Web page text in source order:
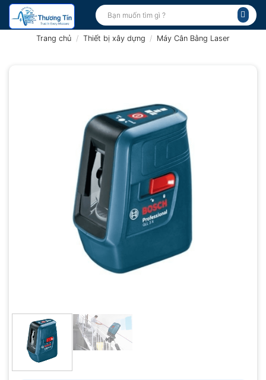
Bỏ
qua
Tìm
kiếm:
Trang chủ / Thiết bị xây dựng / Máy Cân Bằng Laser